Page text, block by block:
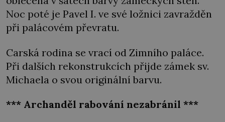
Noc poté je Pavel I. ve své ložnici zavražděn
při palácovém převratu.
Carská rodina se vrací od Zimního paláce.
Při dalších rekonstrukcích přijde zámek sv.
Michaela o svou originální barvu.
*** Archanděl rabování nezabránil ***